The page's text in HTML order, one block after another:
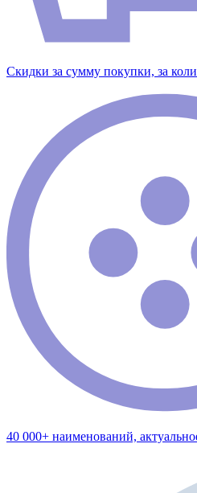
Скидки за сумму покупки, за
40 000+ наименований,